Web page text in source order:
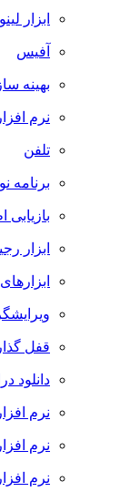
ابزار
آفیس
بهینه ساز
نرم
تلفن
برنامه
بازیابی
ابزار
قفل گذار
دانلود
نرم
نرم
نرم